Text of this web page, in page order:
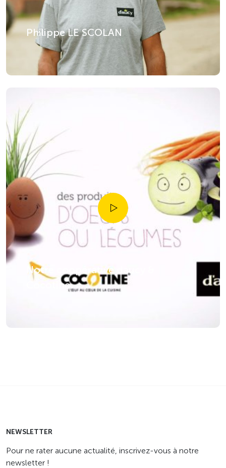
Philippe LE SCOLAN
Notre coopérative daucy &
Cocotine
NEWSLETTER
Pour ne rater aucune actualité, inscrivez-vous à notre
newsletter !